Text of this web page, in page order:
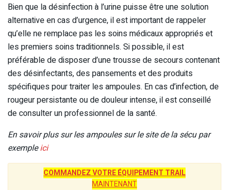
Bien que la désinfection à l’urine puisse être une solution
alternative en cas d’urgence, il est important de rappeler
qu’elle ne remplace pas les soins médicaux appropriés et
les premiers soins traditionnels. Si possible, il est
préférable de disposer d’une trousse de secours contenant
des désinfectants, des pansements et des produits
spécifiques pour traiter les ampoules. En cas d’infection, de
rougeur persistante ou de douleur intense, il est conseillé
de consulter un professionnel de la santé.
En savoir plus sur les ampoules sur le site de la sécu par
exempleici
COMMANDEZ VOTRE ÉQUIPEMENT TRAIL
MAINTENANT